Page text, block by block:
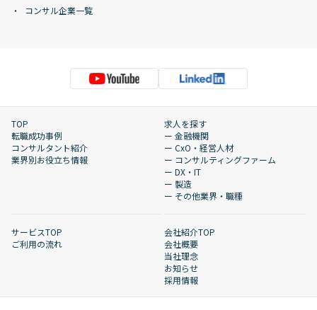
コンサル企業一覧
TOP
転職成功事例
コンサルタント紹介
業界別お役立ち情報
求人を探す
ー 金融機関
ー CxO・経営人材
ー コンサルティングファーム
ー DX・IT
ー 製造
ー その他業界・職種
サービスTOP
ご利用の流れ
会社紹介TOP
会社概要
当社理念
お知らせ
採用情報